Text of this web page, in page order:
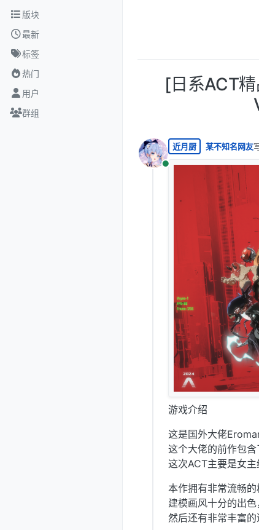
跳转至内容
版块
最新
标签
热门
用户
群组
[日系ACT
在线
近月厨 某不知名网友
游戏介绍
这是国外大佬
这个大佬的前作包含
这次ACT主要是女主
本作拥有非常流畅
建模画风十分的出
然后还有非常丰富